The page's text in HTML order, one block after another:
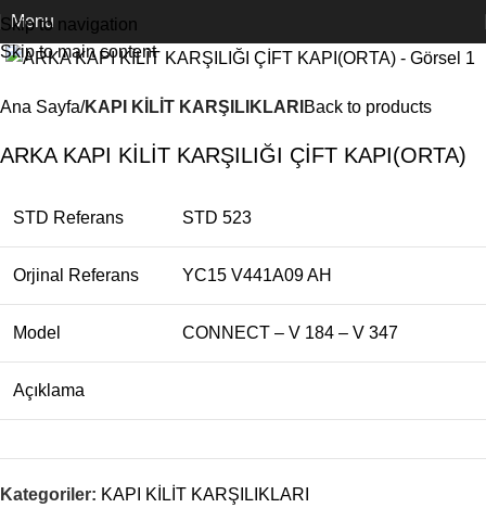
Skip to navigation
Skip to main content
Menu
Ana Sayfa KAPI KİLİT KARŞILIKLARI Back to products
ARKA KAPI KİLİT KARŞILIĞI ÇİFT KAPI(ORTA)
STD Referans STD 523
Orjinal Referans YC15 V441A09 AH
Model CONNECT – V 184 – V 347
Açıklama
Kategoriler: KAPI KİLİT KARŞILIKLARI